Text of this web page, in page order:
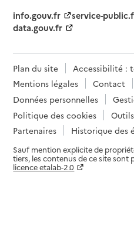
info.gouv.fr
service-
data.gouv.fr
Plan du site
Accessibilité :
Mentions légales
Contact
Données personnelles
Politique des cookies
Partenaires
Historique des
Sauf mention explicite de
tiers, les contenus de ce site sont
licence etalab-2.0